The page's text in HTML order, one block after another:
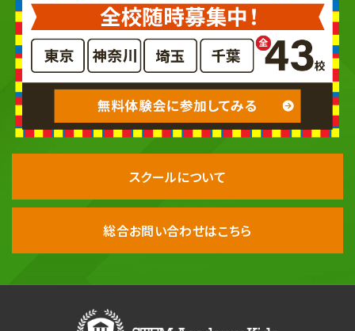
スクールについて
総合お問い合わせはこちら